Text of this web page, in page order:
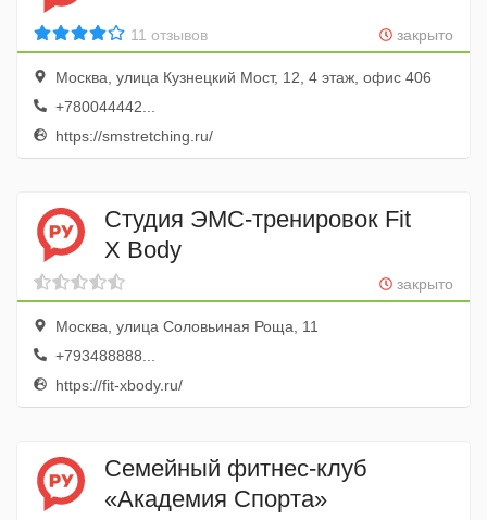
закрыто
11 отзывов
Москва, улица Кузнецкий Мост, 12, 4 этаж, офис 406
+780044442...
https://smstretching.ru/
Студия ЭМС-тренировок Fit
X Body
закрыто
Москва, улица Соловьиная Роща, 11
+793488888...
https://fit-xbody.ru/
Семейный фитнес-клуб
«Академия Спорта»